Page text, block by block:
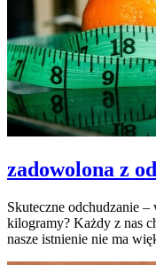
zadowolona z
Skuteczne odchudzanie –
kilogramy? Każdy z nas
nasze istnienie nie ma